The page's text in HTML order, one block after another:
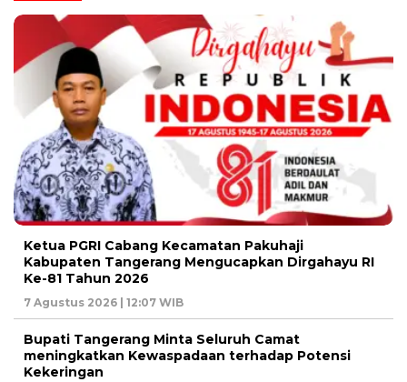
Ketua PGRI Cabang Kecamatan Pakuhaji
Kabupaten Tangerang Mengucapkan Dirgahayu RI
Ke-81 Tahun 2026
7 Agustus 2026 | 12:07 WIB
Bupati Tangerang Minta Seluruh Camat
meningkatkan Kewaspadaan terhadap Potensi
Kekeringan